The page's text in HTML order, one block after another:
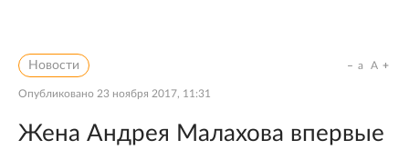
Новости
Опубликовано 23 ноября 2017, 11:31
a A
Жена Андрея Малахова впервые